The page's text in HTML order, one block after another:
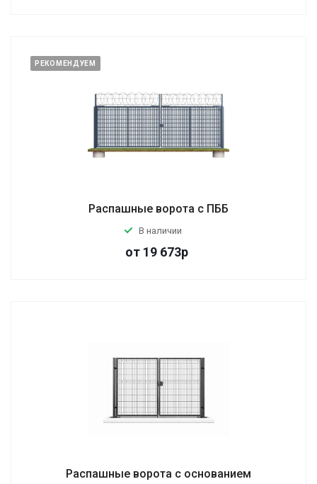
РЕКОМЕНДУЕМ
Распашные ворота с ПББ
В наличии
от 19 673р
Распашные ворота с основанием